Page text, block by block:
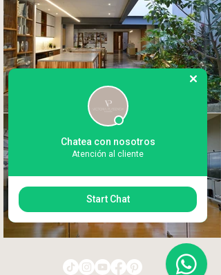
Chatea con nosotros
Atención al cliente
Start Chat